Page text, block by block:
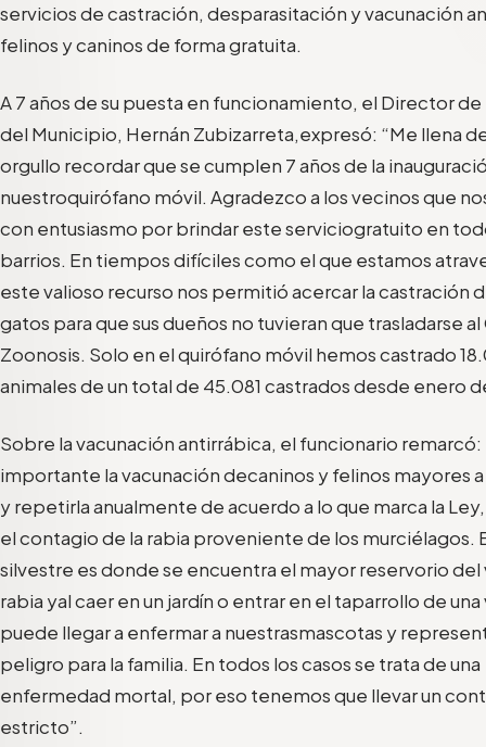
serviciosdecastración, desparasitación yvacunación
felinos y caninosde forma gratuita.
A7 años desu puesta en funcionamiento, el Director de
del Municipio, Hernán Zubizarreta,expresó: “Me llena
orgullo recordar que se cumplen 7 años de la inauguraci
nuestroquirófano móvil. Agradezco a los vecinos que
con entusiasmo por brindar esteserviciogratuito en
barrios. En tiemposdifíciles como el que estamos
este valioso recurso nos permitió acercarla castración
gatos para que sus dueños no tuvieran que trasladarseal
Zoonosis. Solo en el quirófano móvil hemos castrado
animales de un total de 45.081 castrados desde enero
Sobre la vacunación antirrábica, el funcionario remarcó:
importante la vacunación decaninos y felinos mayores
y repetirla anualmentede acuerdo a lo que marca la Ley,
el contagio de la rabia provenientede los murciélagos.
silvestre es dondese encuentra el mayor reservorio del
rabia yal caer en un jardín o entrar en el taparrollode
puede llegar a enfermar a nuestrasmascotas y
peligro para la familia. En todos los casos se trata de una
enfermedad mortal, por eso tenemos que llevar un
estricto”.